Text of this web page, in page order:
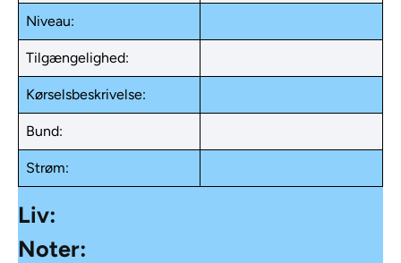
Niveau:
Tilgængelighed:
Kørselsbeskrivelse:
Bund:
Strøm:
Liv:
Noter: